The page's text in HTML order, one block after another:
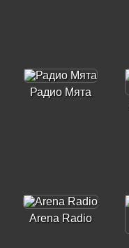
Радио Мята
Arena Radio